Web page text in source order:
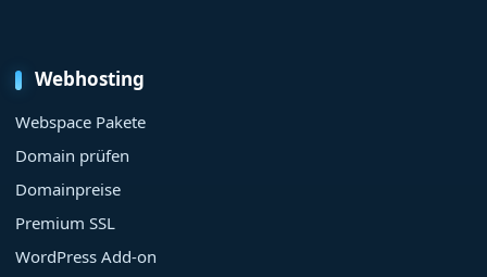
Webhosting
Webspace Pakete
Domain prüfen
Domainpreise
Premium SSL
WordPress Add-on